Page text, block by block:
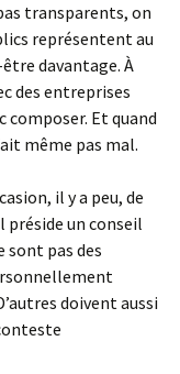
transparents, on
représentent au
être davantage. À
des entreprises
composer. Et quand
même pas mal.
il y a peu, de
préside un conseil
sont pas des
doivent aussi